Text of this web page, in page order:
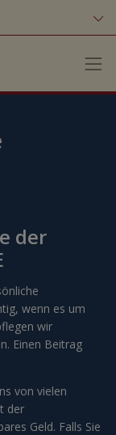
der
wenn es um
wir
Einen Beitrag
von vielen
der
Geld. Falls Sie